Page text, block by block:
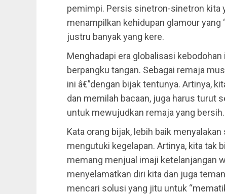
pemimpi. Persis sinetron-sinetron kita
menampilkan kehidupan glamour yang
justru banyak yang kere.
Menghadapi era globalisasi
berpangku tangan. Sebagai remaja
ini â€”dengan bijak tentunya. Artinya,
dan memilah bacaan, juga harus turut
untuk mewujudkan remaja yang
Kata orang bijak, lebih baik
mengutuki kegelapan. Artinya, kita tak
memang menjual imaji ketelanjangan
menyelamatkan diri kita dan juga
mencari solusi yang jitu untuk